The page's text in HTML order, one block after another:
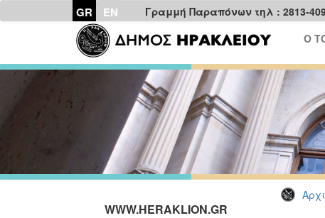
GR EN Γραμμή Παραπόνων τηλ : 2813-
Ο
WWW.HERAKLION.GR